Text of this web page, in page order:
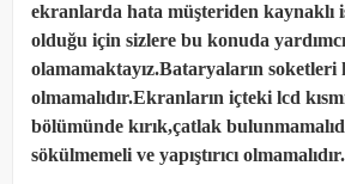
ekranlarda hata müşteriden kaynaklı
olduğu için sizlere bu konuda yardımcı
olamamaktayız.Bataryaların soketleri
olmamalıdır.Ekranların içteki lcd
bölümünde kırık,çatlak
sökülmemeli ve yapıştırıcı olmamalıdır.